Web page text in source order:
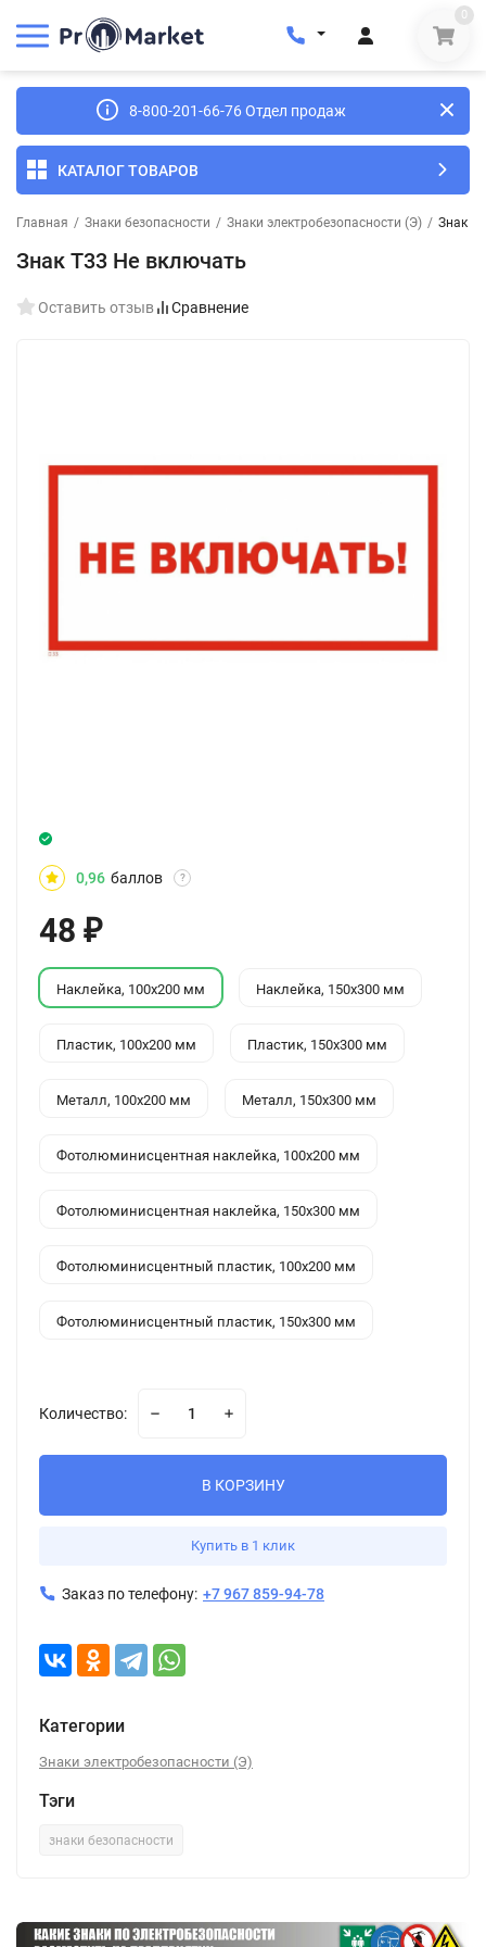
0
8-800-201-66-76 Отдел продаж
КАТАЛОГ ТОВАРОВ
Главная / Знаки безопасности / Знаки электробезопасности (Э) / Знак
Знак T33 Не включать
Оставить отзыв Сравнение
0,96 баллов ?
48 ₽
Наклейка, 100x200 мм Наклейка, 150x300 мм
Пластик, 100x200 мм Пластик, 150x300 мм
Металл, 100x200 мм Металл, 150x300 мм
Фотолюминисцентная наклейка, 100x200 мм
Фотолюминисцентная наклейка, 150x300 мм
Фотолюминисцентный пластик, 100x200 мм
Фотолюминисцентный пластик, 150x300 мм
Количество:
В КОРЗИНУ
Купить в 1 клик
Заказ по телефону: +7 967 859-94-78
Категории
Знаки электробезопасности (Э)
Тэги
знаки безопасности